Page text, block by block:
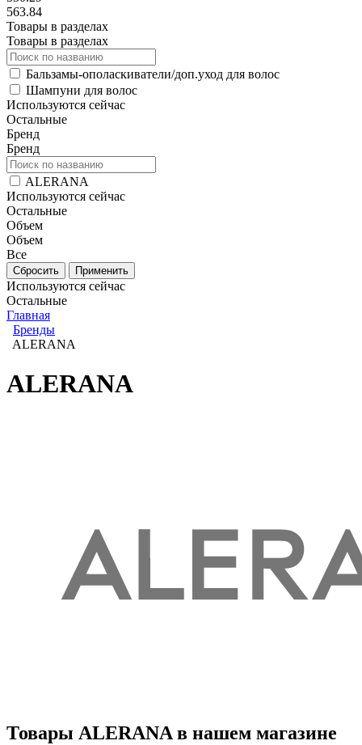
563.84
Товары в разделах
Товары в разделах
Бальзамы-ополаскиватели/доп.уход для волос
Шампуни для волос
Используются сейчас
Остальные
Бренд
Бренд
ALERANA
Используются сейчас
Остальные
Объем
Объем
Все
Используются сейчас
Остальные
Главная
Бренды
ALERANA
ALERANA
Товары ALERANA в нашем магазине